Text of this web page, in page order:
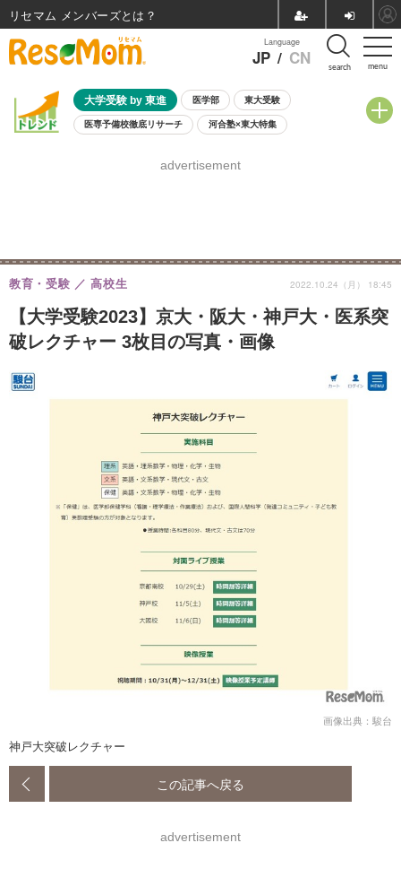
menu
Language
JP / CN search
大学受験 by 東進 医学部 東大受験
医専予備校徹底リサーチ 河合塾×東大特集
8月開催学校説明会・相談会
advertisement
【大学受験2023】京大・阪大・神戸大・医系突
破レクチャー 3枚目の写真・画像
教育・受験 高校生 2022.10.24（月） 18:45
画像出典：駿台
神戸大突破レクチャー
この記事へ戻る
advertisement
リセマム メンバーズ